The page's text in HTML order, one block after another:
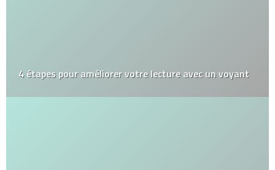
4 étapes pour améliorer votre lecture avec un voyant